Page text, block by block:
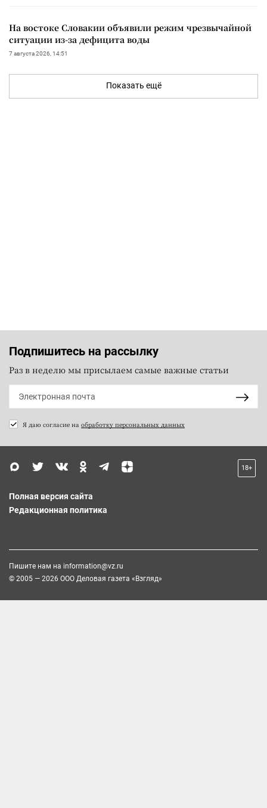
На востоке Словакии объявили режим чрезвычайной
ситуации из-за дефицита воды
7 августа 2026, 14:51
Показать ещё
Подпишитесь на рассылку
Раз в неделю мы присылаем самые важные статьи
Я даю согласие на обработку персональных данных
18+
Полная версия сайта
Редакционная политика
Пишите нам на information@vz.ru
© 2005 — 2026 ООО Деловая газета «Взгляд»